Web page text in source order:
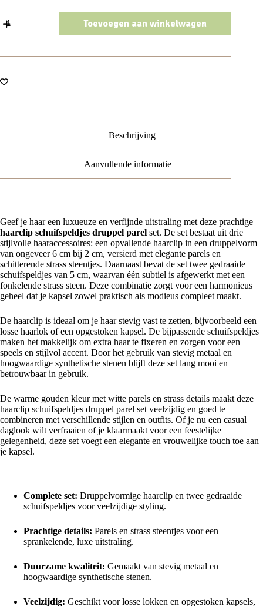
Haarclip
Druppel
Strass
Toevoegen aan winkelwagen
Beschrijving
Aanvullende informatie
Geef je haar een luxueuze en verfijnde uitstraling met deze prachtige
haarclip schuifspeldjes druppel parel set. De set bestaat uit drie
stijlvolle haaraccessoires: een opvallende haarclip in een druppelvorm
van ongeveer 6 cm bij 2 cm, versierd met elegante parels en
schitterende strass steentjes. Daarnaast bevat de set twee gedraaide
schuifspeldjes van 5 cm, waarvan één subtiel is afgewerkt met een
fonkelende strass steen. Deze combinatie zorgt voor een harmonieus
geheel dat je kapsel zowel praktisch als modieus compleet maakt.
De haarclip is ideaal om je haar stevig vast te zetten, bijvoorbeeld een
losse haarlok of een opgestoken kapsel. De bijpassende schuifspeldjes
maken het makkelijk om extra haar te fixeren en zorgen voor een
speels en stijlvol accent. Door het gebruik van stevig metaal en
hoogwaardige synthetische stenen blijft deze set lang mooi en
betrouwbaar in gebruik.
De warme gouden kleur met witte parels en strass details maakt deze
haarclip schuifspeldjes druppel parel set veelzijdig en goed te
combineren met verschillende stijlen en outfits. Of je nu een casual
daglook wilt verfraaien of je klaarmaakt voor een feestelijke
gelegenheid, deze set voegt een elegante en vrouwelijke touch toe aan
je kapsel.
Complete set: Druppelvormige haarclip en twee gedraaide
schuifspeldjes voor veelzijdige styling.
Prachtige details: Parels en strass steentjes voor een
sprankelende, luxe uitstraling.
Duurzame kwaliteit: Gemaakt van stevig metaal en
hoogwaardige synthetische stenen.
Veelzijdig: Geschikt voor losse lokken en opgestoken kapsels,